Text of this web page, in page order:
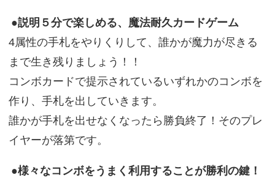
●説明５分で楽しめる、魔法耐久カードゲーム
4属性の手札をやりくりして、誰かが魔力が尽きる
まで生き残りましょう！！
コンボカードで提示されているいずれかのコンボを
作り、手札を出していきます。
誰かが手札を出せなくなったら勝負終了！そのプレ
イヤーが落第です。
●様々なコンボをうまく利用することが勝利の鍵！